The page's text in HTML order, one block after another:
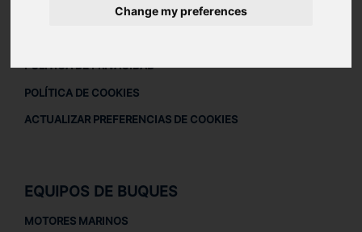
Change my preferences
AVISO LEGAL
POLÍTICA DE PRIVACIDAD
POLÍTICA DE COOKIES
ACTUALIZAR PREFERENCIAS DE COOKIES
EQUIPOS DE BUQUES
MOTORES MARINOS